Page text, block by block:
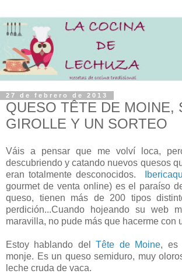
27 de febrero de 2013
QUESO TÊTE DE MOINE,
GIROLLE Y UN SORTEO
Váis a pensar que me volví loca,
descubriendo y catando nuevos quesos
eran totalmente desconocidos.
gourmet de venta online) es el paraíso
queso, tienen más de 200 tipos
perdición...Cuando hojeando su web
maravilla, no pude más que hacerme con
Estoy hablando delTête de Moine, es
monje. Es un queso semiduro, muy
leche cruda de vaca.